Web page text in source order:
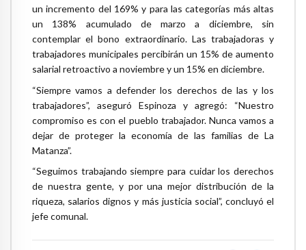
un incremento del 169% y para las categorías más altas
un 138% acumulado de marzo a diciembre, sin
contemplar el bono extraordinario. Las trabajadoras y
trabajadores municipales percibirán un 15% de aumento
salarial retroactivo a noviembre y un 15% en diciembre.
“Siempre vamos a defender los derechos de las y los
trabajadores”, aseguró Espinoza y agregó: “Nuestro
compromiso es con el pueblo trabajador. Nunca vamos a
dejar de proteger la economía de las familias de La
Matanza”.
“Seguimos trabajando siempre para cuidar los derechos
de nuestra gente, y por una mejor distribución de la
riqueza, salarios dignos y más justicia social”, concluyó el
jefe comunal.